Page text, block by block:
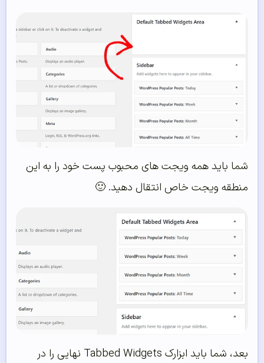
شما باید همه ویجت های محبوب پست خود را به این
منطقه ویجت خاص انتقال دهید. 🙂
بعد، شما باید ابزارک Tabbed Widgets نهایی را در